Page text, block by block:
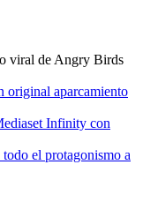
viral de Angry Birds
original aparcamiento
Infinity con
el protagonismo a